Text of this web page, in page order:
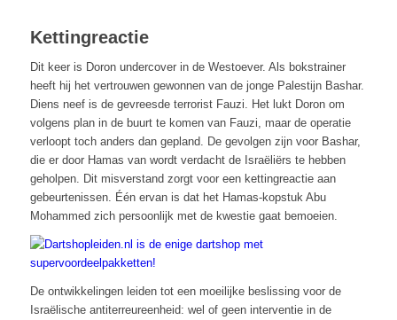
Kettingreactie
Dit keer is Doron undercover in de Westoever. Als bokstrainer
heeft hij het vertrouwen gewonnen van de jonge Palestijn Bashar.
Diens neef is de gevreesde terrorist Fauzi. Het lukt Doron om
volgens plan in de buurt te komen van Fauzi, maar de operatie
verloopt toch anders dan gepland. De gevolgen zijn voor Bashar,
die er door Hamas van wordt verdacht de Israëliërs te hebben
geholpen. Dit misverstand zorgt voor een kettingreactie aan
gebeurtenissen. Één ervan is dat het Hamas-kopstuk Abu
Mohammed zich persoonlijk met de kwestie gaat bemoeien.
De ontwikkelingen leiden tot een moeilijke beslissing voor de
Israëlische antiterreureenheid: wel of geen interventie in de